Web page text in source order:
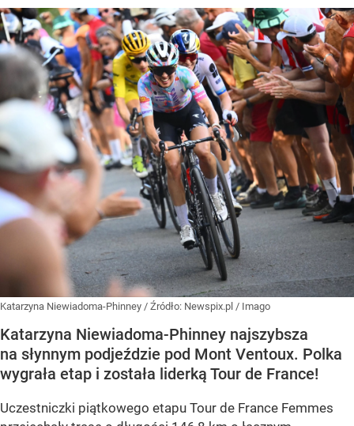
Katarzyna Niewiadoma-Phinney / Źródło: Newspix.pl / Imago
Katarzyna Niewiadoma-Phinney najszybsza
na słynnym podjeździe pod Mont Ventoux. Polka
wygrała etap i została liderką Tour de France!
Uczestniczki piątkowego etapu Tour de France Femmes